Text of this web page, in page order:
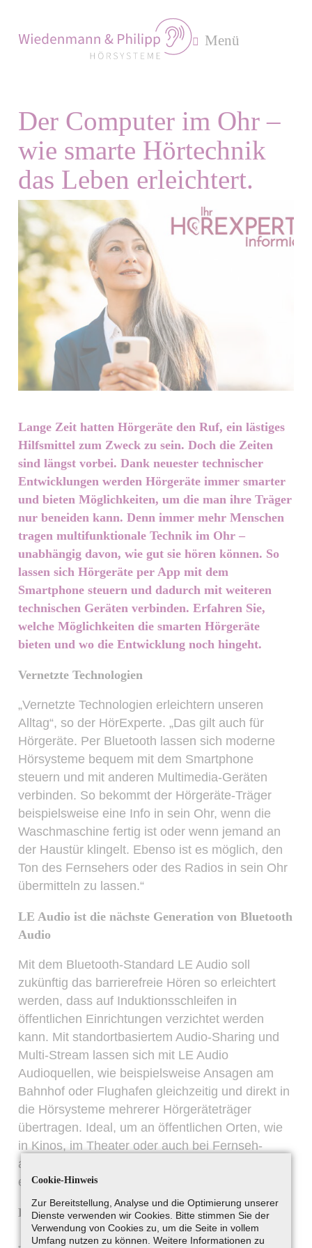
Menü
Der Computer im Ohr –
wie smarte Hörtechnik
das Leben erleichtert.
Lange Zeit hatten Hörgeräte den Ruf, ein lästiges
Hilfsmittel zum Zweck zu sein. Doch die Zeiten
sind längst vorbei. Dank neuester technischer
Entwicklungen werden Hörgeräte immer smarter
und bieten Möglichkeiten, um die man ihre Träger
nur beneiden kann. Denn immer mehr Menschen
tragen multifunktionale Technik im Ohr –
unabhängig davon, wie gut sie hören können. So
lassen sich Hörgeräte per App mit dem
Smartphone steuern und dadurch mit weiteren
technischen Geräten verbinden. Erfahren Sie,
welche Möglichkeiten die smarten Hörgeräte
bieten und wo die Entwicklung noch hingeht.
Vernetzte Technologien
„Vernetzte Technologien erleichtern unseren
Alltag“, so der HörExperte. „Das gilt auch für
Hörgeräte. Per Bluetooth lassen sich moderne
Hörsysteme bequem mit dem Smartphone
steuern und mit anderen Multimedia-Geräten
verbinden. So bekommt der Hörgeräte-Träger
beispielsweise eine Info in sein Ohr, wenn die
Waschmaschine fertig ist oder wenn jemand an
der Haustür klingelt. Ebenso ist es möglich, den
Ton des Fernsehers oder des Radios in sein Ohr
übermitteln zu lassen.“
LE Audio ist die nächste Generation von Bluetooth
Audio
Mit dem Bluetooth-Standard LE Audio soll
zukünftig das barrierefreie Hören so erleichtert
werden, dass auf Induktionsschleifen in
öffentlichen Einrichtungen verzichtet werden
kann. Mit standortbasiertem Audio-Sharing und
Multi-Stream lassen sich mit LE Audio
Audioquellen, wie beispielsweise Ansagen am
Bahnhof oder Flughafen gleichzeitig und direkt in
die Hörsysteme mehrerer Hörgeräteträger
übertragen. Ideal, um an öffentlichen Orten, wie
in Kinos, im Theater oder auch bei Fernseh-
abenden daheim mit mehreren Hörgeräteträgern
ein besseres Verstehen genießen zu können.
Das Hörgerät als Navigationssystem
„Sie spazieren durch New York und suchen den
Cookie-Hinweis
Zur Bereitstellung, Analyse und die Optimierung unserer
Dienste verwenden wir Cookies. Bitte stimmen Sie der
Verwendung von Cookies zu, um die Seite in vollem
Umfang nutzen zu können. Weitere Informationen zu